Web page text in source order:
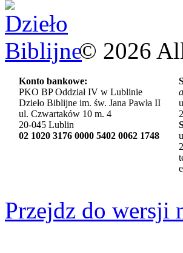
© 2026
Konto bankowe:
PKO BP Oddział IV w Lublinie
Dzieło Biblijne im. św. Jana Pawła II
ul. Czwartaków 10 m. 4
20-045 Lublin
02 1020 3176 0000 5402 0062 1748
Przejdz do wersji